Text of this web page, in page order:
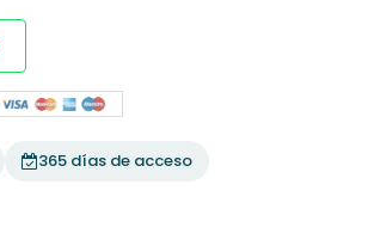
365 días de acceso